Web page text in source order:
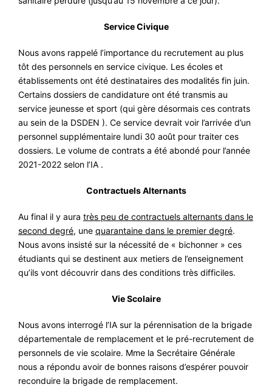
Service Civique
Nous avons rappelé l’importance du recrutement au plus
tôt des personnels en service civique. Les écoles et
établissements ont été destinataires des modalités fin juin.
Certains dossiers de candidature ont été transmis au
service jeunesse et sport (qui gère désormais ces contrats
au sein de la DSDEN ). Ce service devrait voir l’arrivée d’un
personnel supplémentaire lundi 30 août pour traiter ces
dossiers. Le volume de contrats a été abondé pour l’année
2021-2022 selon l’IA .
Contractuels Alternants
Au final il y aura très peu de contractuels alternants dans le
second degré, une quarantaine dans le premier degré.
Nous avons insisté sur la nécessité de « bichonner » ces
étudiants qui se destinent aux metiers de l’enseignement
qu’ils vont découvrir dans des conditions très difficiles.
Vie Scolaire
Nous avons interrogé l’IA sur la pérennisation de la brigade
départementale de remplacement et le pré-recrutement de
personnels de vie scolaire. Mme la Secrétaire Générale
nous a répondu avoir de bonnes raisons d’espérer pouvoir
reconduire la brigade de remplacement.